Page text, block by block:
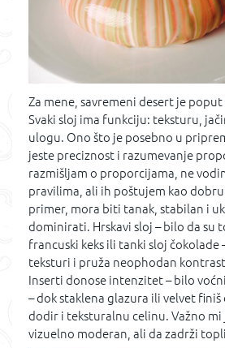
Za mene, savremeni desert je
Svaki sloj ima funkciju: teksturu,
ulogu. Ono što je posebno u
jeste preciznost i razumevanje
razmišljam o proporcijama, ne
pravilima, ali ih poštujem kao
primer, mora biti tanak, stabilan i
dominirati. Hrskavi sloj – bilo da su
francuski keks ili tanki sloj čokolade
teksturi i pruža neophodan
Inserti donose intenzitet – bilo
– dok staklena glazura ili velvet finiš
dodir i teksturalnu celinu. Važno mi
vizuelno moderan, ali da zadrži